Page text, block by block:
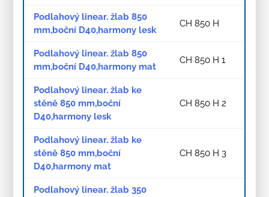
Podlahový linear. žlab 850
mm,boční D40,harmony lesk
CH 850 H
Podlahový linear. žlab 850
mm,boční D40,harmony mat
CH 850 H 1
Podlahový linear. žlab ke
stěně 850 mm,boční
D40,harmony lesk
CH 850 H 2
Podlahový linear. žlab ke
stěně 850 mm,boční
D40,harmony mat
CH 850 H 3
Podlahový linear. žlab 350